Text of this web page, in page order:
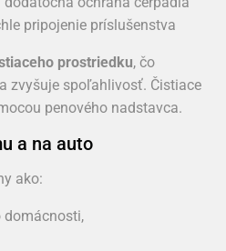
pripojenie príslušenstva
prostriedku, čo
zvyšuje spoľahlivosť. Čistiace
penového nadstavca.
a na auto
ako: